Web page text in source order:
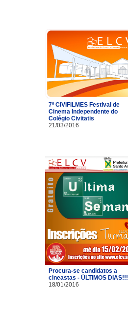
7º CIVIFILMES Festival de
Cinema Independente do
Colégio Civitatis
21/03/2016
Procura-se candidatos a
cineastas - ÚLTIMOS DIAS!!!
18/01/2016